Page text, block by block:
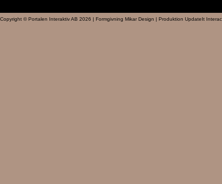
Copyright © Portalen Interaktiv AB 2026 | Formgivning Mikar Design | Produktion UpdateIt